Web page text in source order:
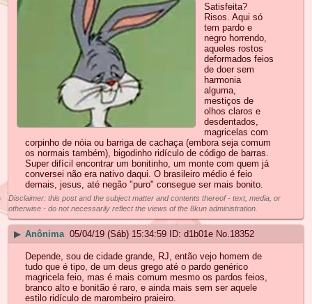
Satisfeita?
Risos. Aqui só
tem pardo e
negro horrendo,
aqueles rostos
deformados feios
de doer sem
harmonia
alguma,
mestiços de
olhos claros e
desdentados,
magricelas com
corpinho de nóia ou barriga de cachaça (embora seja comum
os normais também), bigodinho ridículo de código de barras.
Super difícil encontrar um bonitinho, um monte com quem já
conversei não era nativo daqui. O brasileiro médio é feio
demais, jesus, até negão "puro" consegue ser mais bonito.
Disclaimer: this post and the subject matter and contents thereof - text, media, or
otherwise - do not necessarily reflect the views of the 8kun administration.
▶ Anônima 05/04/19 (Sáb) 15:34:59 d1b01e No.18352
Depende, sou de cidade grande, RJ, então vejo homem de
tudo que é tipo, de um deus grego até o pardo genérico
magricela feio, mas é mais comum mesmo os pardos feios,
branco alto e bonitão é raro, e ainda mais sem ser aquele
estilo ridículo de marombeiro praieiro.